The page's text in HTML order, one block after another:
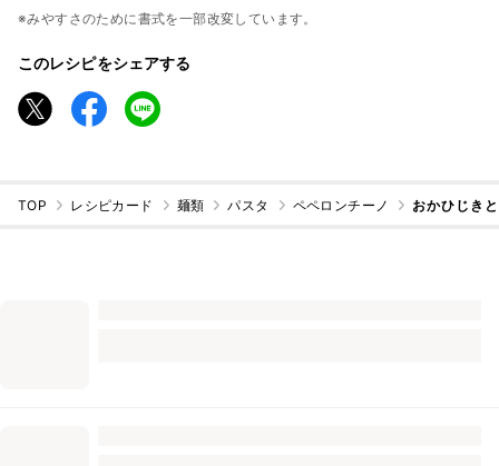
※みやすさのために書式を一部改変しています。
このレシピをシェアする
TOP レシピカード 麺類 パスタ ペペロンチーノ おかひじき